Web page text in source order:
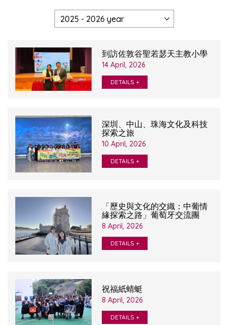
到訪佐敦谷聖若瑟天主教小學
14 April, 2026
DETAILS +
深圳、中山、珠海文化及科技
探索之旅
10 April, 2026
DETAILS +
「歷史與文化的交織：中葡情
緣探索之路」葡萄牙交流團
8 April, 2026
DETAILS +
祝福紙蜻蜓
8 April, 2026
DETAILS +